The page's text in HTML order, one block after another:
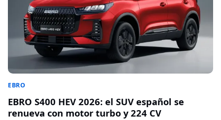
EBRO
EBRO S400 HEV 2026: el SUV español se
renueva con motor turbo y 224 CV